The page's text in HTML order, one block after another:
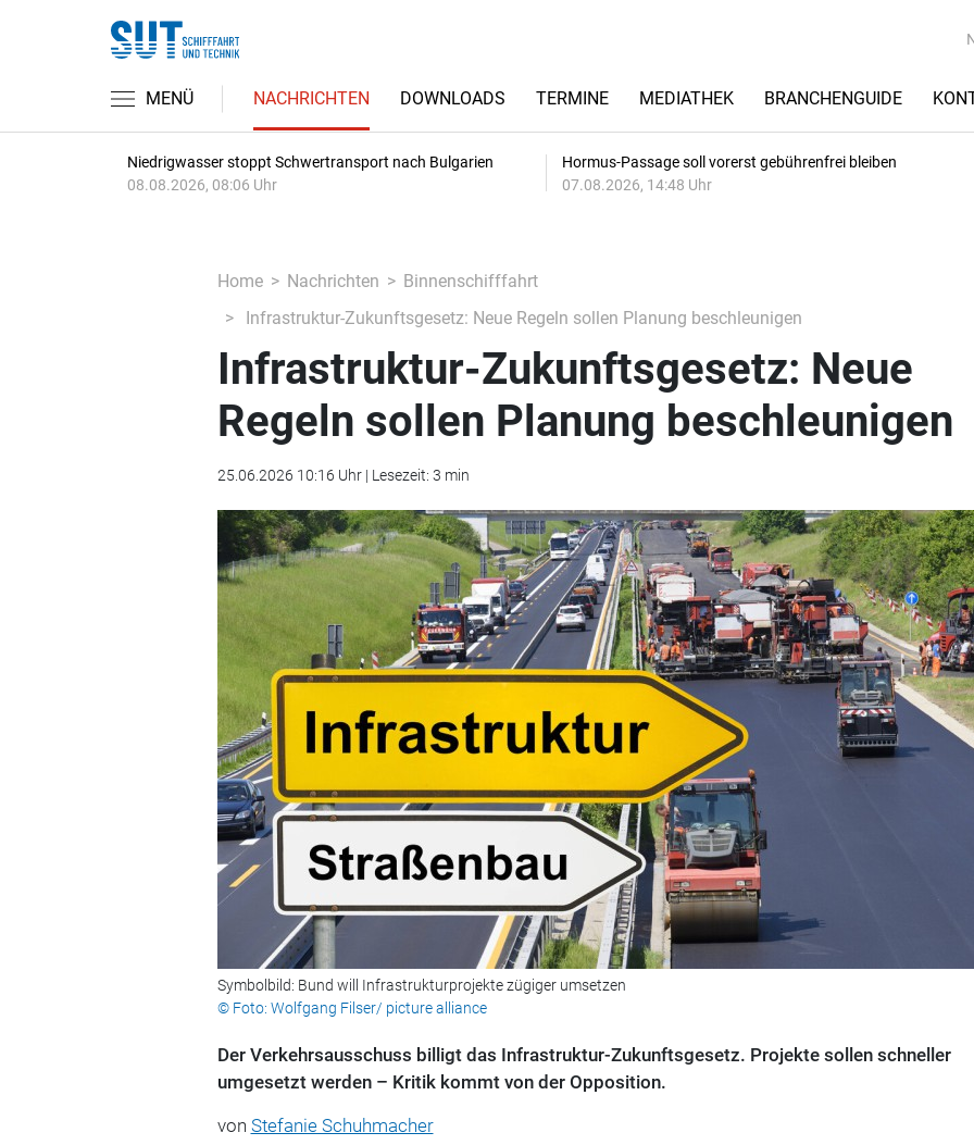
MENÜ NACHRICHTEN DOWNLOADS TERMINE MEDIATHEK BRANCHENGUIDE
Niedrigwasser stoppt Schwertransport nach Bulgarien
08.08.2026, 08:06 Uhr
Hormus-Passage soll vorerst gebührenfrei bleiben
07.08.2026, 14:48 Uhr
Home Nachrichten
Binnenschifffahrt
Infrastruktur-Zukunftsgesetz: Neue Regeln sollen Planung beschleunigen
Infrastruktur-Zukunftsgesetz: Neue
Regeln sollen Planung beschleunigen
25.06.2026 10:16 Uhr | Lesezeit: 3 min
Symbolbild: Bund will Infrastrukturprojekte zügiger umsetzen
© Foto: Wolfgang Filser/ picture alliance
Der Verkehrsausschuss billigt das Infrastruktur-Zukunftsgesetz. Projekte sollen schneller
umgesetzt werden – Kritik kommt von der Opposition.
von Stefanie Schuhmacher